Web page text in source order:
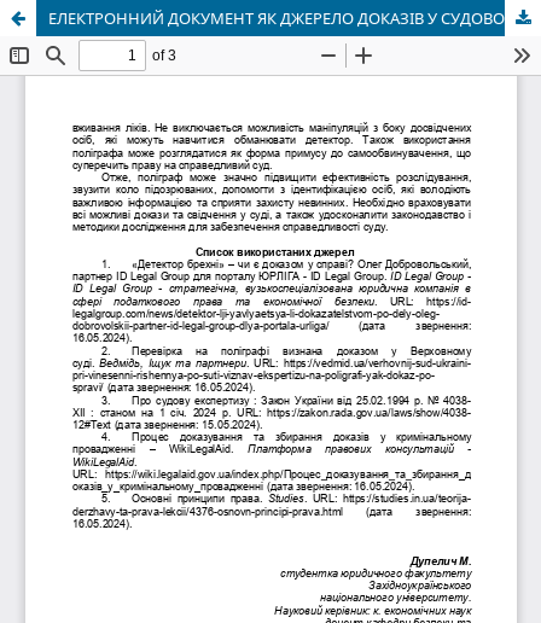
ЕЛЕКТРОННИЙ ДОКУМЕНТ ЯК ДЖЕРЕЛО ДОКАЗІВ У СУДОВОМУ ПРОЦЕСІ